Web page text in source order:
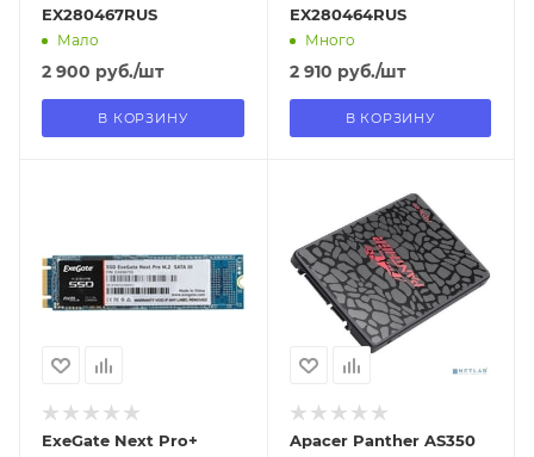
EX280467RUS
Мало
2 900 руб./шт
В КОРЗИНУ
EX280464RUS
Много
2 910 руб./шт
В КОРЗИНУ
В наличии в пункте
самовывоза
Нет
ExeGate Next Pro+
18.08.2026
В наличии в пункте
самовывоза
Нет
Apacer Panther AS350